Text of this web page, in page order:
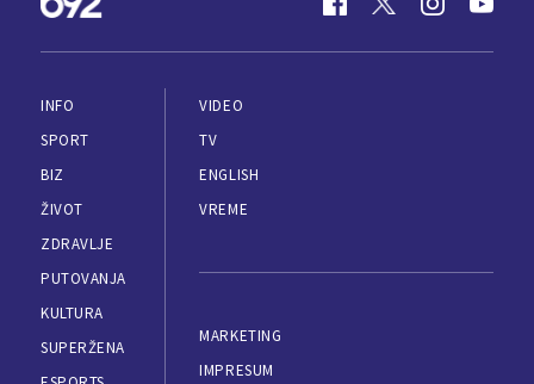
INFO
SPORT
BIZ
ŽIVOT
ZDRAVLJE
PUTOVANJA
KULTURA
SUPERŽENA
VIDEO
TV
ENGLISH
VREME
MARKETING
IMPRESUM